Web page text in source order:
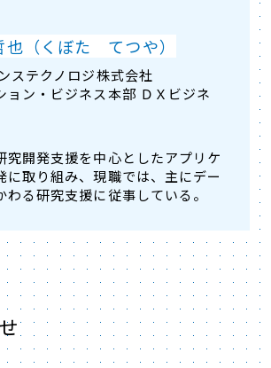
（くぼた てつや）
ステクノロジ株式会社
ョン・ビジネス本部 ＤＸビジネ
究開発支援を中心としたアプリケ
に取り組み、現職では、主にデー
わる研究支援に従事している。